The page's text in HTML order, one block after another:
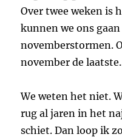
Over twee weken is
kunnen we ons
novemberstormen.
november de
We weten het niet.
rug al jaren in het
schiet. Dan loop ik